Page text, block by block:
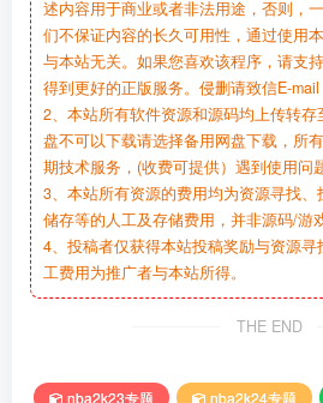
述内容用于商业或者非法用途，否则，
们不保证内容的长久可用性，通过使用
与本站无关。如果您喜欢该程序，请支
得到更好的正版服务。侵删请致信E-mail
2、本站所有软件资源和源码均上传转
盘不可以下载请选择备用网盘下载，所
期技术服务，(收费可提供）遇到使用问
3、本站所有资源的费用均为资源寻找、
储存等的人工及存储费用，并非源码/游
4、投稿者仅获得本站投稿奖励与资源
工费用为推广者与本站所得。
THE END
nba2k23专题 nba2k24专题